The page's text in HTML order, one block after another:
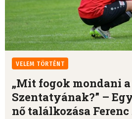
VELEM TÖRTÉNT
„Mit fogok mondani a
Szentatyának?” –
nő találkozása Ferenc